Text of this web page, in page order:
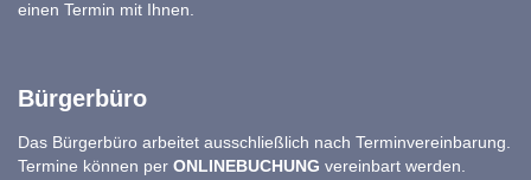
einen Termin mit Ihnen.
Bürgerbüro
Das Bürgerbüro arbeitet ausschließlich nach Terminvereinbarung.
Termine können per ONLINEBUCHUNG vereinbart werden.